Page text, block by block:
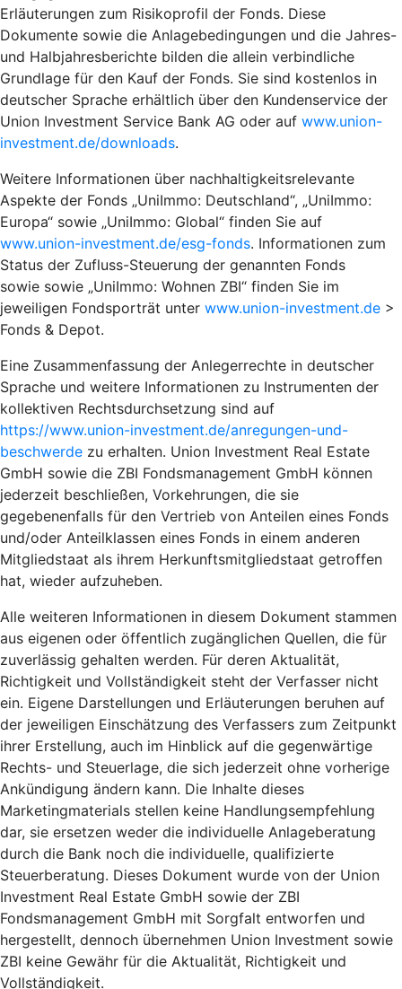
Erläuterungen zum Risikoprofil der Fonds. Diese
Dokumente sowie die Anlagebedingungen und die Jahres-
und Halbjahresberichte bilden die allein verbindliche
Grundlage für den Kauf der Fonds. Sie sind kostenlos in
deutscher Sprache erhältlich über den Kundenservice der
Union Investment Service Bank AG oder auf www.union-
investment.de/downloads.
Weitere Informationen über nachhaltigkeitsrelevante
Aspekte der Fonds „UniImmo: Deutschland“, „UniImmo:
Europa“ sowie „UniImmo: Global“ finden Sie auf
www.union-investment.de/esg-fonds. Informationen zum
Status der Zufluss-Steuerung der genannten Fonds
sowie sowie „UniImmo: Wohnen ZBI“ finden Sie im
jeweiligen Fondsporträt unter www.union-investment.de >
Fonds & Depot.
Eine Zusammenfassung der Anlegerrechte in deutscher
Sprache und weitere Informationen zu Instrumenten der
kollektiven Rechtsdurchsetzung sind auf
https://www.union-investment.de/anregungen-und-
beschwerde zu erhalten. Union Investment Real Estate
GmbH sowie die ZBI Fondsmanagement GmbH können
jederzeit beschließen, Vorkehrungen, die sie
gegebenenfalls für den Vertrieb von Anteilen eines Fonds
und/oder Anteilklassen eines Fonds in einem anderen
Mitgliedstaat als ihrem Herkunftsmitgliedstaat getroffen
hat, wieder aufzuheben.
Alle weiteren Informationen in diesem Dokument stammen
aus eigenen oder öffentlich zugänglichen Quellen, die für
zuverlässig gehalten werden. Für deren Aktualität,
Richtigkeit und Vollständigkeit steht der Verfasser nicht
ein. Eigene Darstellungen und Erläuterungen beruhen auf
der jeweiligen Einschätzung des Verfassers zum Zeitpunkt
ihrer Erstellung, auch im Hinblick auf die gegenwärtige
Rechts- und Steuerlage, die sich jederzeit ohne vorherige
Ankündigung ändern kann. Die Inhalte dieses
Marketingmaterials stellen keine Handlungsempfehlung
dar, sie ersetzen weder die individuelle Anlageberatung
durch die Bank noch die individuelle, qualifizierte
Steuerberatung. Dieses Dokument wurde von der Union
Investment Real Estate GmbH sowie der ZBI
Fondsmanagement GmbH mit Sorgfalt entworfen und
hergestellt, dennoch übernehmen Union Investment sowie
ZBI keine Gewähr für die Aktualität, Richtigkeit und
Vollständigkeit.